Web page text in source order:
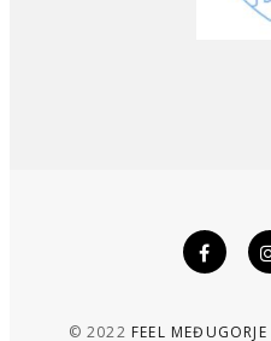
© 2022 FEEL MEĐUGORJE